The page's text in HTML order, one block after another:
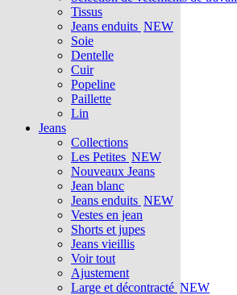
Tissus
Jeans enduits NEW
Soie
Dentelle
Cuir
Popeline
Paillette
Lin
Jeans
Collections
Les Petites NEW
Nouveaux Jeans
Jean blanc
Jeans enduits NEW
Vestes en jean
Shorts et jupes
Jeans vieillis
Voir tout
Ajustement
Large et décontracté NEW